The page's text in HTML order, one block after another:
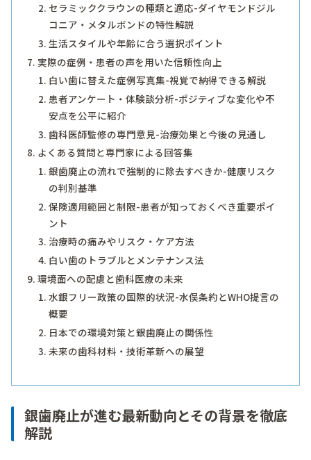
セラミッククラウンの種類と適応-ダイヤモンドジル
コニア・メタルボンドの特性解説
生活スタイルや年齢に合う選択ポイント
実際の症例・患者の声を用いた信頼性向上
白い歯に替えた症例写真集-視覚で納得できる解説
患者アンケート・体験談分析-ポジティブな変化や不
安点を公平に紹介
歯科医師監修の専門意見-治療効果と今後の見通し
よくある質問と専門家による回答集
銀歯廃止の流れで強制的に除去すべきか-健康リスク
の判別基準
保険適用範囲と制限-患者が知っておくべき重要ポイ
ント
治療時の痛みやリスク・ケア方法
白い歯のトラブルとメンテナンス法
環境面への配慮と歯科医療の未来
水銀フリー政策の国際的状況-水俣条約とWHO提言の
概要
日本での環境対策と銀歯廃止の関係性
未来の歯科材料・技術革新への展望
銀歯廃止が進む最新動向とその背景を徹底
解説